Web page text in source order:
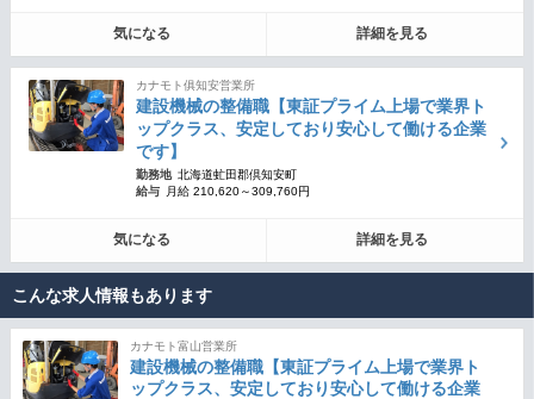
気になる 詳細を見る
カナモト俱知安営業所
建設機械の整備職【東証プライム上場で業界ト
ップクラス、安定しており安心して働ける企業
です】
勤務地 北海道虻田郡倶知安町
給与
月給 210,620～309,760円
気になる 詳細を見る
こんな求人情報もあります
カナモト富山営業所
建設機械の整備職【東証プライム上場で業界ト
ップクラス、安定しており安心して働ける企業